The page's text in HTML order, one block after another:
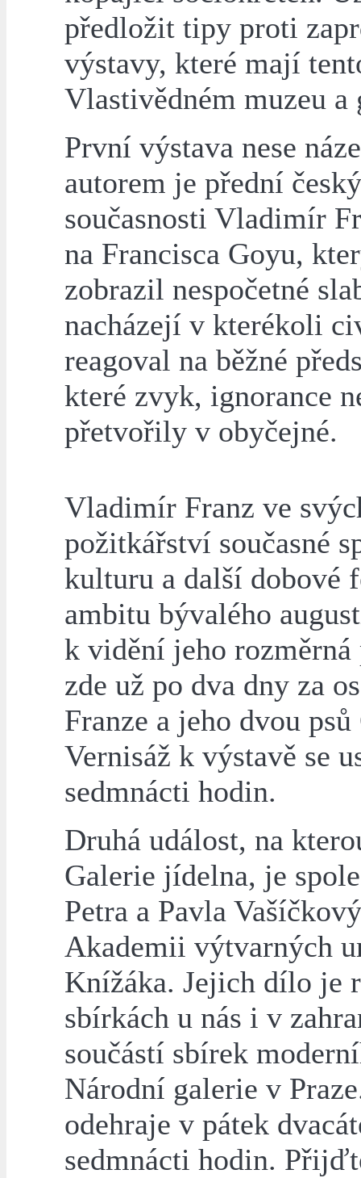
předložit tipy proti
výstavy, které mají
Vlastivědném muzeu
První výstava nese
autorem je přední
současnosti Vladimír
na Francisca Goyu,
zobrazil nespočetné
nacházejí v kterékoli
reagoval na běžné
které zvyk, ignorance
přetvořily v obyčejné.
Vladimír Franz ve
požitkářství současné
kulturu a další dobové
ambitu bývalého
k vidění jeho
zde už po dva dny za
Franze a jeho dvou
Vernisáž k výstavě se
sedmnácti hodin.
Druhá událost, na
Galerie jídelna, je
Petra a Pavla
Akademii výtvarných
Knížáka. Jejich dílo je
sbírkách u nás i v
součástí sbírek
Národní galerie v
odehraje v pátek
sedmnácti hodin.